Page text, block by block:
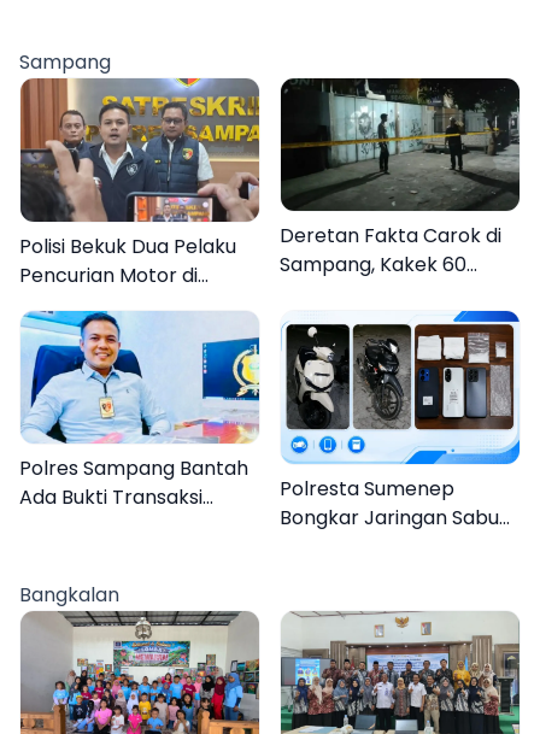
Organisasi
Sampang
Polisi Bekuk Dua Pelaku
Pencurian Motor di
Bajrasokah Sampang
Deretan Fakta Carok di
Sampang, Kakek 60
Pria
Polres Sampang Bantah
Ada Bukti Transaksi
Polresta Sumenep
Bongkar Jaringan Sabu
Bangkalan